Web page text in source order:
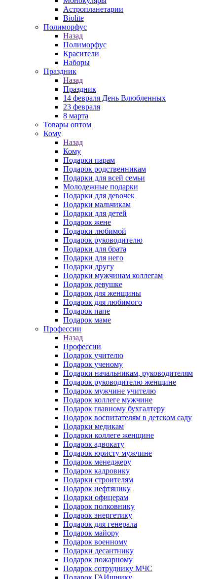
Астропланетарии
Biolite
Полиморфус
Назад
Полиморфус
Красители
Наборы
Праздник
Назад
Праздник
14 февраля День Влюбленных
23 февраля
8 марта
Товары оптом
Кому
Назад
Кому
Подарки парам
Подарок родственникам
Подарки для всей семьи
Молодежные подарки
Подарки для девочек
Подарки мальчикам
Подарки для детей
Подарок жене
Подарки любимой
Подарок руководителю
Подарки для брата
Подарки для него
Подарки другу
Подарки мужчинам коллегам
Подарок девушке
Подарок для женщины
Подарок для любимого
Подарок папе
Подарок маме
Профессии
Назад
Профессии
Подарок учителю
Подарок ученому
Подарки начальникам, руководителям
Подарок руководителю женщине
Подарок мужчине учителю
Подарок коллеге мужчине
Подарок главному бухгалтеру
Подарок воспитателям в детском саду
Подарки медикам
Подарки коллеге женщине
Подарок адвокату
Подарок юристу мужчине
Подарок менеджеру
Подарок кадровику
Подарки строителям
Подарок нефтянику
Подарки офицерам
Подарок полковнику
Подарок энергетику
Подарок для генерала
Подарок майору
Подарок военному
Подарки десантнику
Подарок пожарному
Подарок сотруднику МЧС
Подарок ГАИшнику